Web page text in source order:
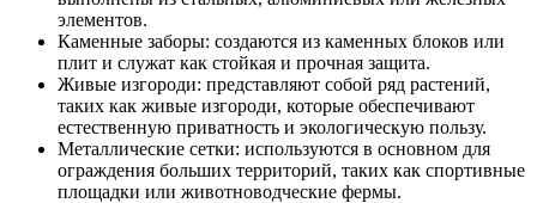
элементов.
Каменные заборы: создаются из каменных блоков или
плит и служат как стойкая и прочная защита.
Живые изгороди: представляют собой ряд растений,
таких как живые изгороди, которые обеспечивают
естественную приватность и экологическую пользу.
Металлические сетки: используются в основном для
ограждения больших территорий, таких как спортивные
площадки или животноводческие фермы.